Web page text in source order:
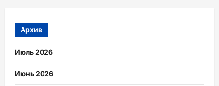
Архив
Июль 2026
Июнь 2026